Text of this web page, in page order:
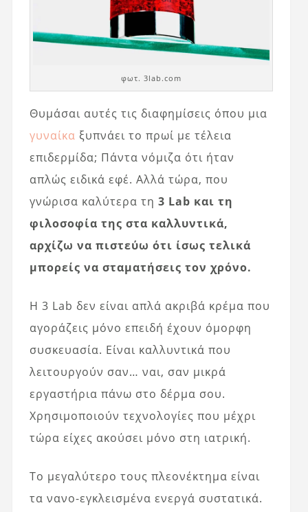
φωτ. 3lab.com
Θυμάσαι αυτές τις διαφημίσεις όπου μια
γυναίκα ξυπνάει το πρωί με τέλεια
επιδερμίδα; Πάντα νόμιζα ότι ήταν
απλώς ειδικά εφέ. Αλλά τώρα, που
γνώρισα καλύτερα τη 3 Lab και τη
φιλοσοφία της στα καλλυντικά,
αρχίζω να πιστεύω ότι ίσως τελικά
μπορείς να σταματήσεις τον χρόνο.
Η 3 Lab δεν είναι απλά ακριβά κρέμα που
αγοράζεις μόνο επειδή έχουν όμορφη
συσκευασία. Είναι καλλυντικά που
λειτουργούν σαν… ναι, σαν μικρά
εργαστήρια πάνω στο δέρμα σου.
Χρησιμοποιούν τεχνολογίες που μέχρι
τώρα είχες ακούσει μόνο στη ιατρική.
Το μεγαλύτερο τους πλεονέκτημα είναι
τα νανο-εγκλεισμένα ενεργά συστατικά.